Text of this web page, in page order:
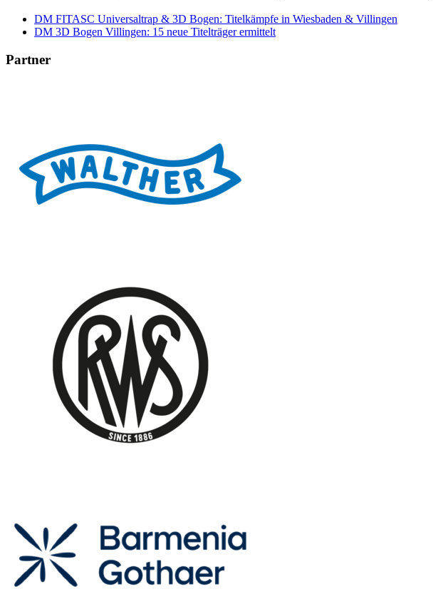
DM FITASC Universaltrap & 3D Bogen: Titelkämpfe in Wiesbaden & Villingen
DM 3D Bogen Villingen: 15 neue Titelträger ermittelt
Partner